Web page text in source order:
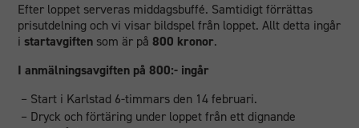
Efter loppet serveras middagsbuffé. Samtidigt förrättas
prisutdelning och vi visar bildspel från loppet. Allt detta ingår
istartavgiften som är på800 kronor.
I anmälningsavgiften på 800:- ingår
Start i Karlstad 6-timmars den 14 februari.
Dryck och förtäring under loppet från ett dignande